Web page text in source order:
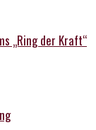
„Ring der Kraft“